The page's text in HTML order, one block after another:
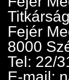
Fejér
8000
Tel: 22/